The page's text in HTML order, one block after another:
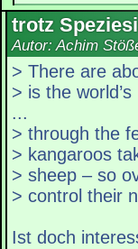
trotz
Autor: Achim
> There are
> is the
...
> through the
> kangaroos
> sheep – so
> control their
Ist doch